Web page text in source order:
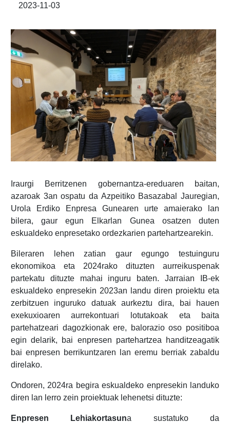
2023-11-03
Iraurgi Berritzenen gobernantza-ereduaren baitan,
azaroak 3an ospatu da Azpeitiko Basazabal Jauregian,
Urola Erdiko Enpresa Gunearen urte amaierako lan
bilera, gaur egun Elkarlan Gunea osatzen duten
eskualdeko enpresetako ordezkarien partehartzearekin.
Bileraren lehen zatian gaur egungo testuinguru
ekonomikoa eta 2024rako dituzten aurreikuspenak
partekatu dituzte mahai inguru baten. Jarraian IB-ek
eskualdeko enpresekin 2023an landu diren proiektu eta
zerbitzuen inguruko datuak aurkeztu dira, bai hauen
exekuxioaren aurrekontuari lotutakoak eta baita
partehatzeari dagozkionak ere, balorazio oso positiboa
egin delarik, bai enpresen partehartzea handitzeagatik
bai enpresen berrikuntzaren lan eremu berriak zabaldu
direlako.
Ondoren, 2024ra begira eskualdeko enpresekin landuko
diren lan lerro zein proiektuak lehenetsi dituzte:
Enpresen Lehiakortasuna sustatuko da